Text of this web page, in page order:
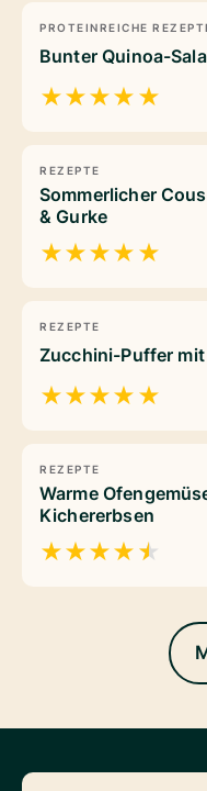
PROTEINREICHE
Bunter Quinoa-
★★★★★
REZEPTE
Sommerlicher
& Gurke
★★★★★
REZEPTE
Zucchini-Puffer
★★★★★
REZEPTE
Warme
Kichererbsen
★★★★★